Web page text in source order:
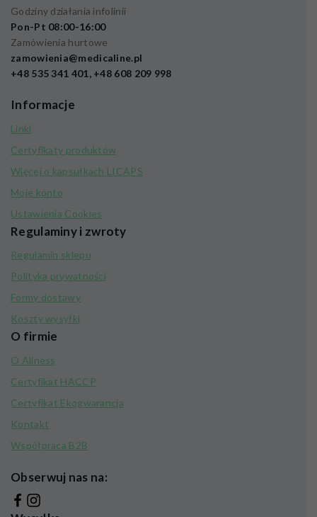
Godziny działania infolinii
Pon-Pt 08:00-16:00
Zamówienia hurtowe
zamowienia@medicaline.pl
+48 535 341 401, +48 608 209 998
Informacje
Linki
Certyfikaty produktów
Więcej o kapsułkach LICAPS
Moje konto
Ustawienia Cookies
Regulaminy i zwroty
Regulamin sklepu
Polityka prywatności
Formy dostawy
Koszty wysyłki
O firmie
O Aliness
Certyfikat HACCP
Certyfikat Ekogwarancja
Kontakt
Współpraca B2B
Obserwuj nas na: